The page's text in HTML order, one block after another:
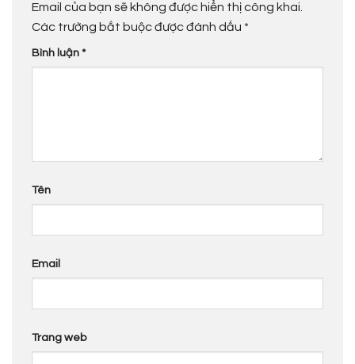
Email của bạn sẽ không được hiển thị công khai.
Các trường bắt buộc được đánh dấu *
Bình luận *
Tên
Email
Trang web